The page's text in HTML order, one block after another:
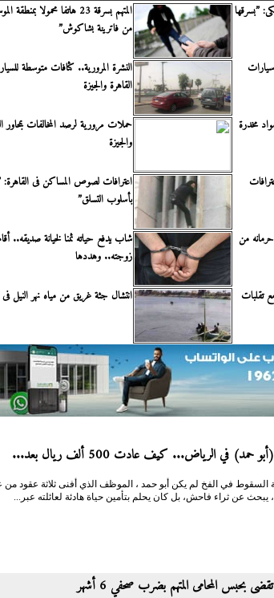
”بسرقها
المتهم بسرقة 23 هاتفا محمولا
من فاترينة بشاكوش”
عصابة حمادة وتوتو بالإسماعيلية.. سرقا 9 سيارات
النشرة المرورية.. كثافات متوسطة
القاهرة والجيزة
مخدرة
حملات مرورية لرصد المخالفات بمحاور
والجيزة
اعترافات لصوص المساكن فى القاهرة:
بأسلوب التسلق”
من
شاب يدفع حياته ثمنا لخيانة صديقه..
زوجته.. وهددها
تقلبات
انتشال جثة غريق من مياه نهر النيل
حمد) في الرياض... كيف عادت 500 ألف ريال بعد...
السقوط في الفخ لم يكن أبو حمد ، الموظف الذي أفنى ثلاثة عقود
يبحث عن ثراء فاحش، بل كان يحلم بتأمين حياة هادئة لعائلته عبر...
بحبس المحامى المتهم بضرب صحفي 6 أشهر